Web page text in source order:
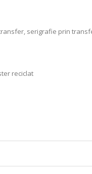
serigrafie prin